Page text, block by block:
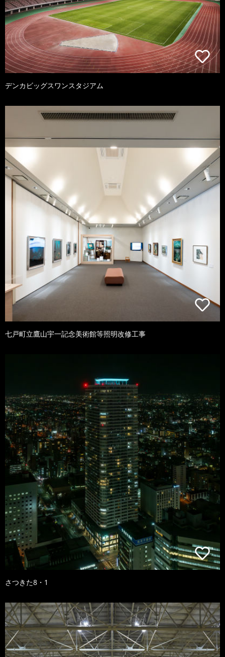
デンカビッグスワンスタジアム
七戸町立鷹山宇一記念美術館等照明改修工事
さつきた8・1